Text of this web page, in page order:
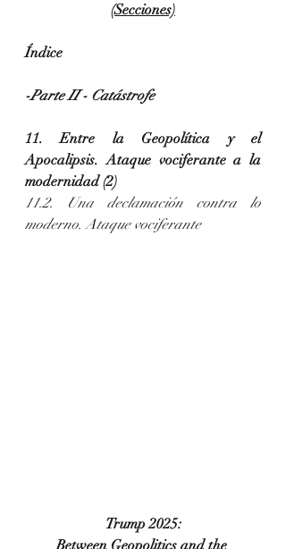
(Secciones)
Índice
-Parte II - Catástrofe
11. Entre la Geopolítica y el
Apocalipsis. Ataque vociferante a la
modernidad (2)
11.2. Una declamación contra lo
moderno. Ataque vociferante
Trump 2025: